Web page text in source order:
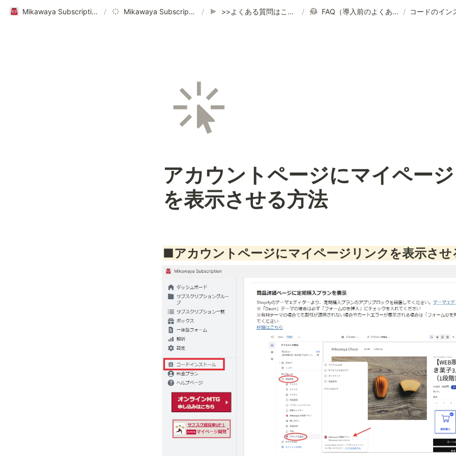
Mikawaya Subscriptionヘルプページ｜ご利用ガイド / Mikawaya Subscription / >>よくある質問はこちら / FAQ（導入前のよくある質問） /
アカウントページにマイペー
を表示させる方法
■アカウントページにマイページリンクを表示させ